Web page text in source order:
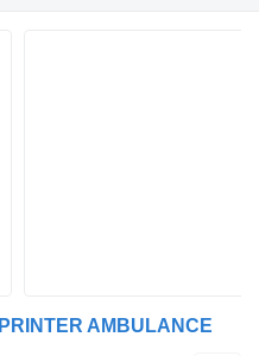
AMBULANCE